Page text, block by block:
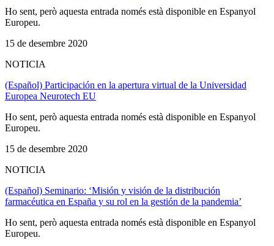
Ho sent, però aquesta entrada només està disponible en Espanyol
Europeu.
15 de desembre 2020
NOTICIA
(Español) Participación en la apertura virtual de la Universidad
Europea Neurotech EU
Ho sent, però aquesta entrada només està disponible en Espanyol
Europeu.
15 de desembre 2020
NOTICIA
(Español) Seminario: ‘Misión y visión de la distribución
farmacéutica en España y su rol en la gestión de la pandemia’
Ho sent, però aquesta entrada només està disponible en Espanyol
Europeu.